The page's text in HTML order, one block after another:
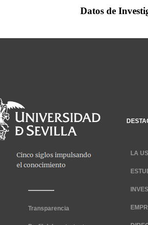
Datos de
Transparencia
LA US